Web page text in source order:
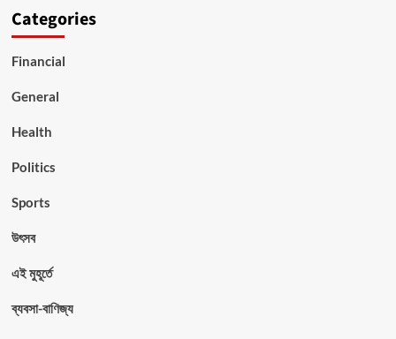
Categories
Financial
General
Health
Politics
Sports
উৎসব
এই মুহূর্তে
ব্যবসা-বাণিজ্য